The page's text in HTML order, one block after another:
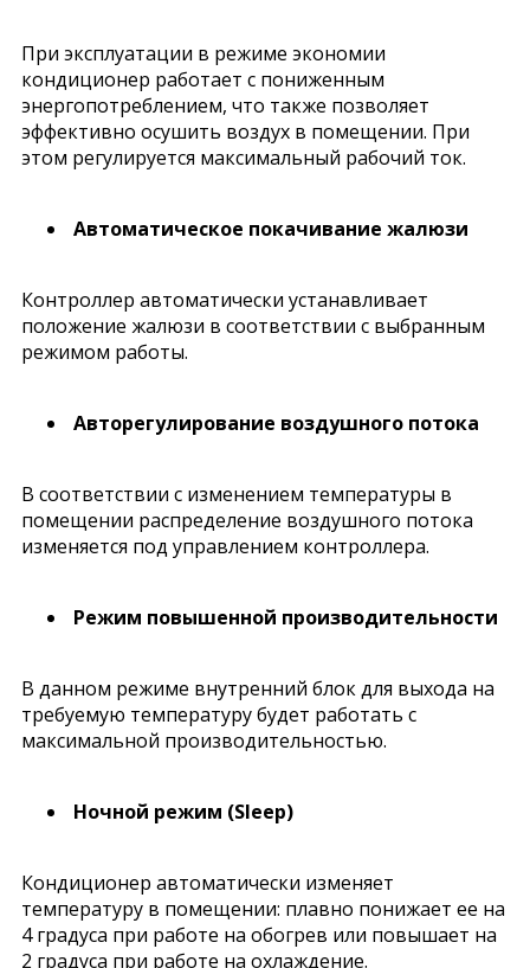
При эксплуатации в режиме экономии
кондиционер работает с пониженным
энергопотреблением, что также позволяет
эффективно осушить воздух в помещении. При
этом регулируется максимальный рабочий ток.
Автоматическое покачивание жалюзи
Контроллер автоматически устанавливает
положение жалюзи в соответствии с выбранным
режимом работы.
Авторегулирование воздушного потока
В соответствии с изменением температуры в
помещении распределение воздушного потока
изменяется под управлением контроллера.
Режим повышенной производительности
В данном режиме внутренний блок для выхода на
требуемую температуру будет работать с
максимальной производительностью.
Ночной режим (Sleep)
Кондиционер автоматически изменяет
температуру в помещении: плавно понижает ее на
4 градуса при работе на обогрев или повышает на
2 градуса при работе на охлаждение.